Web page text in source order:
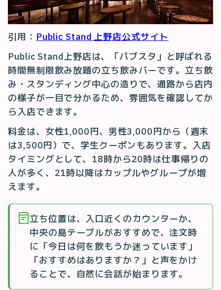
引用： Public Stand 上野店公式サイト
Public Stand上野店は、「パブスタ」と呼ばれる
時間無制限飲み放題の立ち飲みバーです。立ち飲
み・スタンディング中心の造りで、通路から店内
の様子が一目で分かるため、雰囲気を確認してか
ら入店できます。
料金は、女性1,000円、男性3,000円から（週末
は3,500円）で、学生クーポンもあります。入店
タイミングとして、18時から20時は仕事帰りの
人が多く、21時以降はカップルやグループが増
えます。
立ち位置は、入口近くのカウンターか、
中央の島テーブルがおすすめで、注文時
に「今日は何を飲もうか迷っています」
「おすすめはありますか？」と声をかけ
ることで、自然に会話が始まります。